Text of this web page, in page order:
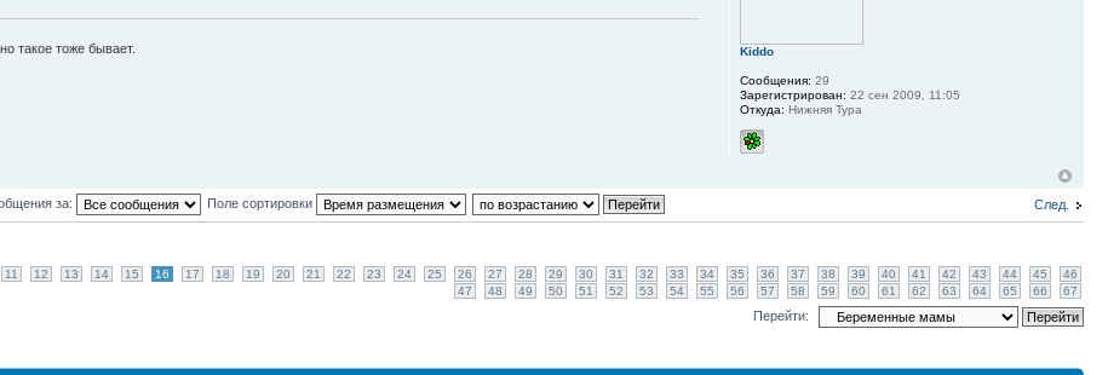
такое тоже бывает. Kiddo
Сообщения: 29
Зарегистрирован: 22 сен 2009, 11:05
Откуда: Нижняя Тура
След.
за: Поле сортировки
11 12 13 14 15 16 17 18 19 20 21 22 23 24 25 26 27 28 29 30 31 32 33 34 35 36 37 38 39 40 41 42 43 44 45
46
47
48 49 50 51 52 53 54 55 56 57 58 59 60 61 62 63 64 65 66 67
Перейти: